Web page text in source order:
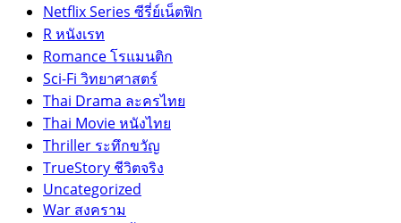
Netflix Series ซีรี่ย์เน็ตฟิก
R หนังเรท
Romance โรแมนติก
Sci-Fi วิทยาศาสตร์
Thai Drama ละครไทย
Thai Movie หนังไทย
Thriller ระทึกขวัญ
TrueStory ชีวิตจริง
Uncategorized
War สงคราม